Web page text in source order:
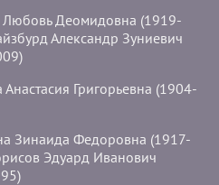
Любовь Деомидовна (1919-
Александр Зуниевич
Григорьевна (1904-
Зинаида Федоровна (1917-
Эдуард Иванович